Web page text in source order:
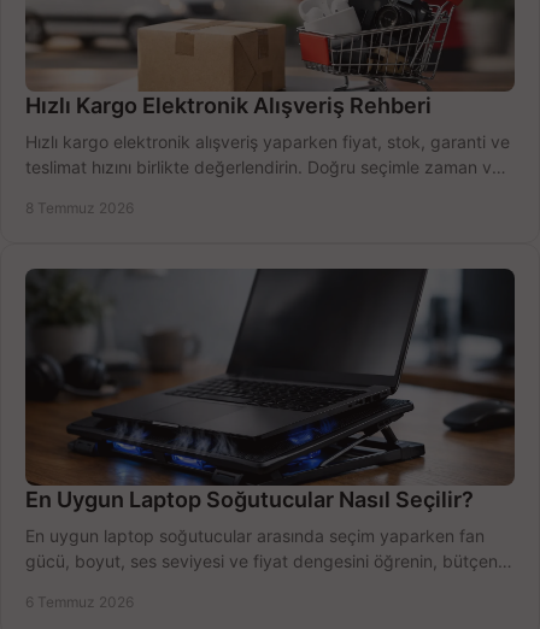
Hızlı Kargo Elektronik Alışveriş Rehberi
Hızlı kargo elektronik alışveriş yaparken fiyat, stok, garanti ve
teslimat hızını birlikte değerlendirin. Doğru seçimle zaman ve
8 Temmuz 2026
En Uygun Laptop Soğutucular Nasıl Seçilir?
En uygun laptop soğutucular arasında seçim yaparken fan
gücü, boyut, ses seviyesi ve fiyat dengesini öğrenin, bütçenizi
6 Temmuz 2026